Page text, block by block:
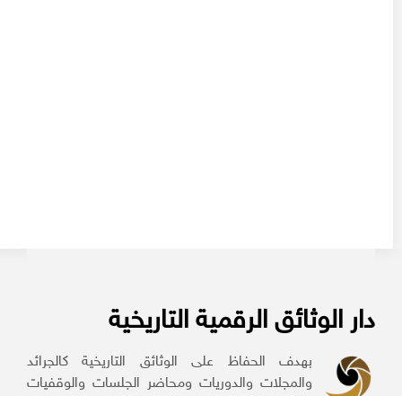
دار الوثائق الرقمية التاريخية
بهدف الحفاظ على الوثائق التاريخية كالجرائد
والمجلات والدوريات ومحاضر الجلسات والوقفيات